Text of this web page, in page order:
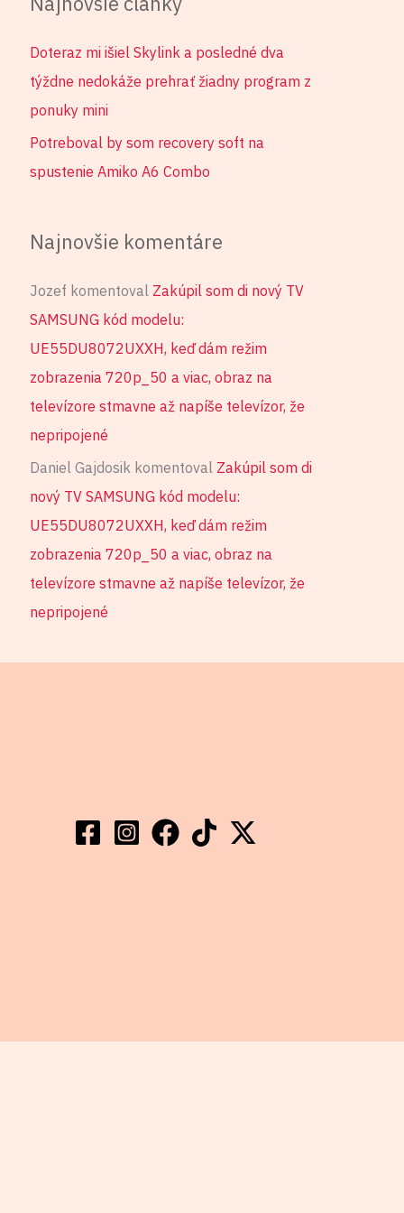
Doteraz mi išiel Skylink a posledné dva
týždne nedokáže prehrať žiadny program z
ponuky mini
Potreboval by som recovery soft na
spustenie Amiko A6 Combo
Najnovšie komentáre
Jozef komentoval Zakúpil som di nový TV
SAMSUNG kód modelu:
UE55DU8072UXXH, keď dám režim
zobrazenia 720p_50 a viac, obraz na
televízore stmavne až napíše televízor, že
nepripojené
Daniel Gajdosik komentoval Zakúpil som di
nový TV SAMSUNG kód modelu:
UE55DU8072UXXH, keď dám režim
zobrazenia 720p_50 a viac, obraz na
televízore stmavne až napíše televízor, že
nepripojené